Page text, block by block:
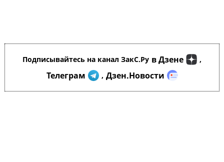
Подписывайтесь на канал ЗакС.Ру в Дзене ,
Телеграм , Дзен.Новости